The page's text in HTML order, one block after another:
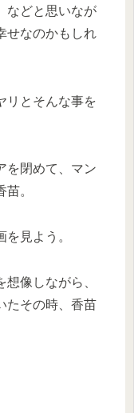
などと思いなが
せなのかもしれ
リとそんな事を
を閉めて、マン
。
見よう。
像しながら、
たその時、香苗